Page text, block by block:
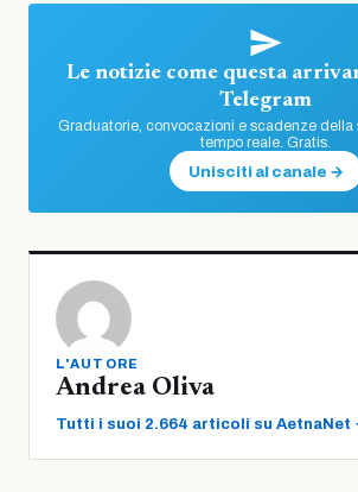
Le notizie come questa
Telegram
Graduatorie, convocazioni e scadenze della
tempo reale. Gratis.
Unisciti al canale →
L'AUTORE
Andrea Oliva
Tutti i suoi 2.664 articoli su AetnaNet